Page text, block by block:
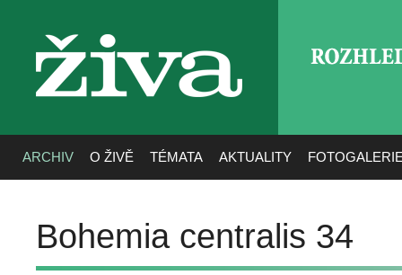
živa
ARCHIV O ŽIVĚ TÉMATA AKTUALITY
Bohemia centralis 34